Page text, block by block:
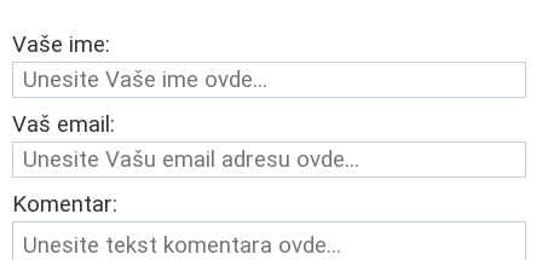
Vaše ime:
Vaš email:
Komentar: